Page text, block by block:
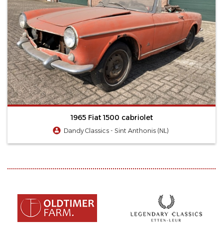
1965 Fiat 1500 cabriolet
Dandy Classics - Sint Anthonis (NL)